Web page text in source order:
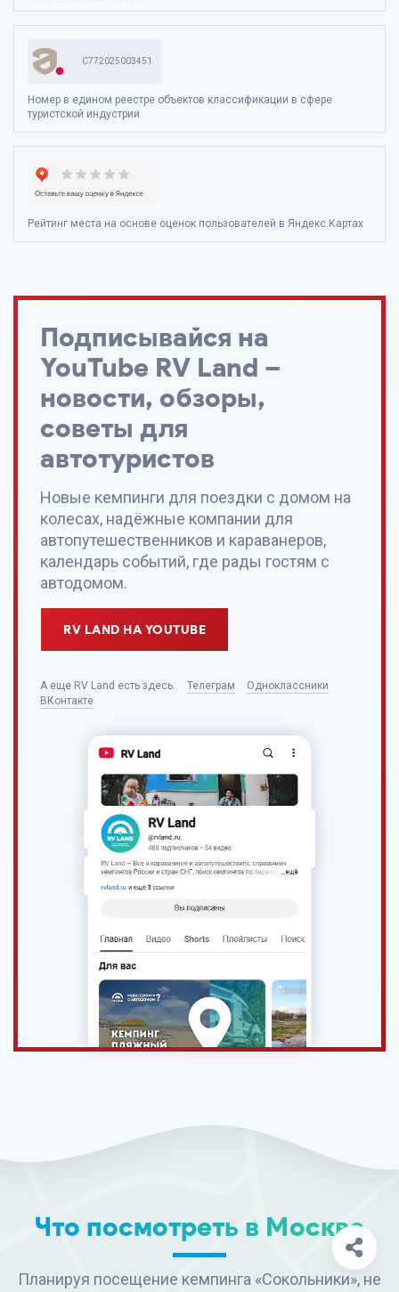
С772025003451
Номер в едином реестре объектов классификации в сфере
туристской индустрии
Рейтинг места на основе оценок пользователей в Яндекс.Картах
Подписывайся на
YouTube RV Land –
новости, обзоры,
советы для
автотуристов
Новые кемпинги для поездки с домом на
колесах, надёжные компании для
автопутешественников и караванеров,
календарь событий, где рады гостям с
автодомом.
RV LAND НА YOUTUBE
А еще RV Land есть здесь: Телеграм
Одноклассники
ВКонтакте
Что посмотреть в Москве
Планируя посещение кемпинга «Сокольники», не